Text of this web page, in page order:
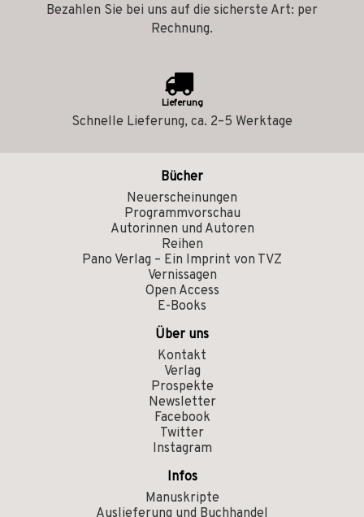
Bezahlen Sie bei uns auf die sicherste Art: per
Rechnung.
Lieferung
Schnelle Lieferung, ca. 2–5 Werktage
Bücher
Neuerscheinungen
Programmvorschau
Autorinnen und Autoren
Reihen
Pano Verlag – Ein Imprint von TVZ
Vernissagen
Open Access
E-Books
Über uns
Kontakt
Verlag
Prospekte
Newsletter
Facebook
Twitter
Instagram
Infos
Manuskripte
Auslieferung und Buchhandel